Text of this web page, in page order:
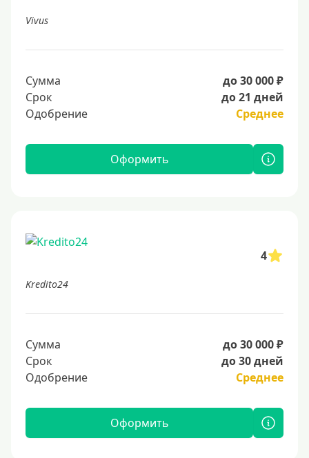
Vivus
Сумма
до 30 000 ₽
Срок
до 21 дней
Одобрение
Среднее
Оформить
4
Kredito24
Сумма
до 30 000 ₽
Срок
до 30 дней
Одобрение
Среднее
Оформить